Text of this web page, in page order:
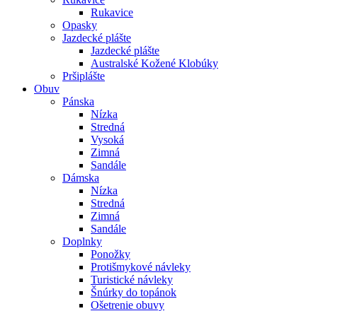
Rukavice
Opasky
Jazdecké plášte
Jazdecké plášte
Australské Kožené Klobúky
Pršiplášte
Obuv
Pánska
Nízka
Stredná
Vysoká
Zimná
Sandále
Dámska
Nízka
Stredná
Zimná
Sandále
Doplnky
Ponožky
Protišmykové návleky
Turistické návleky
Šnúrky do topánok
Ošetrenie obuvy